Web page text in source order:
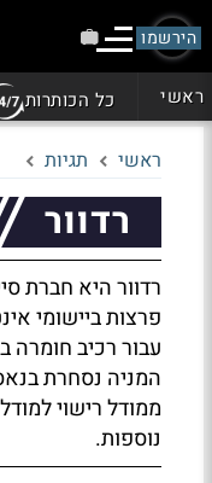
הירשמו
ראשי כל הכותרות
ראשי תגיות
רדוור
רדוור היא חברת
פרצות ביישומי
עבור רכיב חומרה
המניה נסחרת
ממודל רישוי
נוספות.